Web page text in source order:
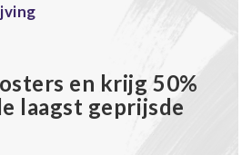
en krijg 50%
laagst geprijsde